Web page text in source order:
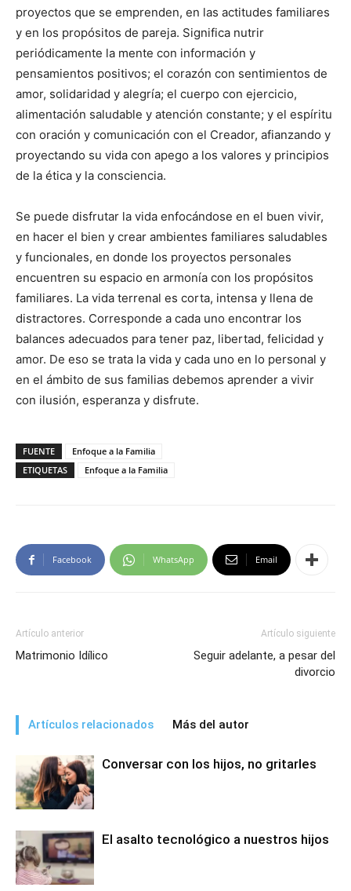
proyectos que se emprenden, en las actitudes familiares
y en los propósitos de pareja. Significa nutrir
periódicamente la mente con información y
pensamientos positivos; el corazón con sentimientos de
amor, solidaridad y alegría; el cuerpo con ejercicio,
alimentación saludable y atención constante; y el espíritu
con oración y comunicación con el Creador, afianzando y
proyectando su vida con apego a los valores y principios
de la ética y la consciencia.
Se puede disfrutar la vida enfocándose en el buen vivir,
en hacer el bien y crear ambientes familiares saludables
y funcionales, en donde los proyectos personales
encuentren su espacio en armonía con los propósitos
familiares. La vida terrenal es corta, intensa y llena de
distractores. Corresponde a cada uno encontrar los
balances adecuados para tener paz, libertad, felicidad y
amor. De eso se trata la vida y cada uno en lo personal y
en el ámbito de sus familias debemos aprender a vivir
con ilusión, esperanza y disfrute.
FUENTE
Enfoque a la Familia
ETIQUETAS
Enfoque a la Familia
Facebook WhatsApp Email
Artículo anterior
Matrimonio Idílico
Artículo siguiente
Seguir adelante, a pesar del
divorcio
Artículos relacionados Más del autor
Conversar con los hijos, no gritarles
El asalto tecnológico a nuestros hijos